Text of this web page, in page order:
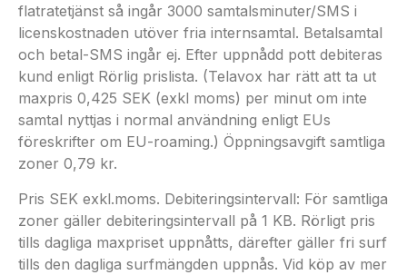
flatratetjänst så ingår 3000 samtalsminuter/SMS i
licenskostnaden utöver fria internsamtal. Betalsamtal
och betal-SMS ingår ej. Efter uppnådd pott debiteras
kund enligt Rörlig prislista. (Telavox har rätt att ta ut
maxpris 0,425 SEK (exkl moms) per minut om inte
samtal nyttjas i normal användning enligt EUs
föreskrifter om EU-roaming.) Öppningsavgift samtliga
zoner 0,79 kr.
Pris SEK exkl.moms. Debiteringsintervall: För samtliga
zoner gäller debiteringsintervall på 1 KB. Rörligt pris
tills dagliga maxpriset uppnåtts, därefter gäller fri surf
tills den dagliga surfmängden uppnås. Vid köp av mer